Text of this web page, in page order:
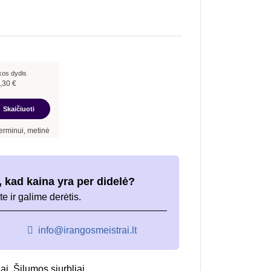
dydis
€
Skaičiuoti
palūkanų norma –
kad kaina yra per didelė?
ir galime derėtis.
info@irangosmeistrai.lt
, Šilumos siurbliai